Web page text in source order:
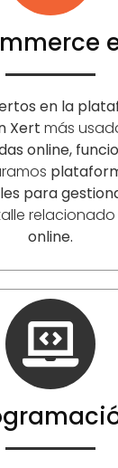
en la
Xert más
online,
para
online.